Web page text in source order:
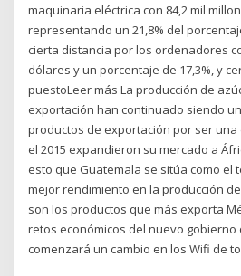
maquinaria eléctrica con 84,2 mil
representando un 21,8% del
cierta distancia por los ordenadores
dólares y un porcentaje de 17,3%, y
puestoLeer más La producción de
exportación han continuado siendo
productos de exportación por ser una
el 2015 expandieron su mercado a
esto que Guatemala se sitúa como el
mejor rendimiento en la producción
son los productos que más exporta
retos económicos del nuevo gobierno
comenzará un cambio en los Wifi de